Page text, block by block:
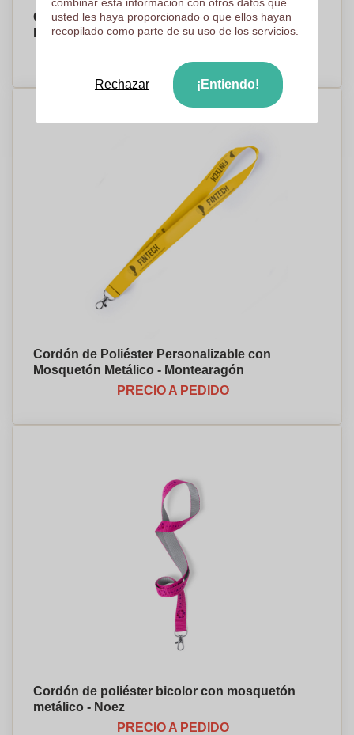
Cordón de silicona con mosquetón y cierre de
hebilla - Manresa
Cordón de Poliéster Personalizable con
Mosquetón Metálico - Montearagón
PRECIO A PEDIDO
Cordón de poliéster bicolor con mosquetón
metálico - Noez
PRECIO A PEDIDO
usted les haya proporcionado o que ellos hayan
recopilado como parte de su uso de los servicios.
Rechazar ¡Entiendo!